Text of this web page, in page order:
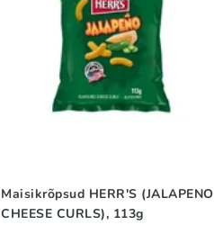
Maisikrõpsud HERR'S (JALAPENO
CHEESE CURLS), 113g